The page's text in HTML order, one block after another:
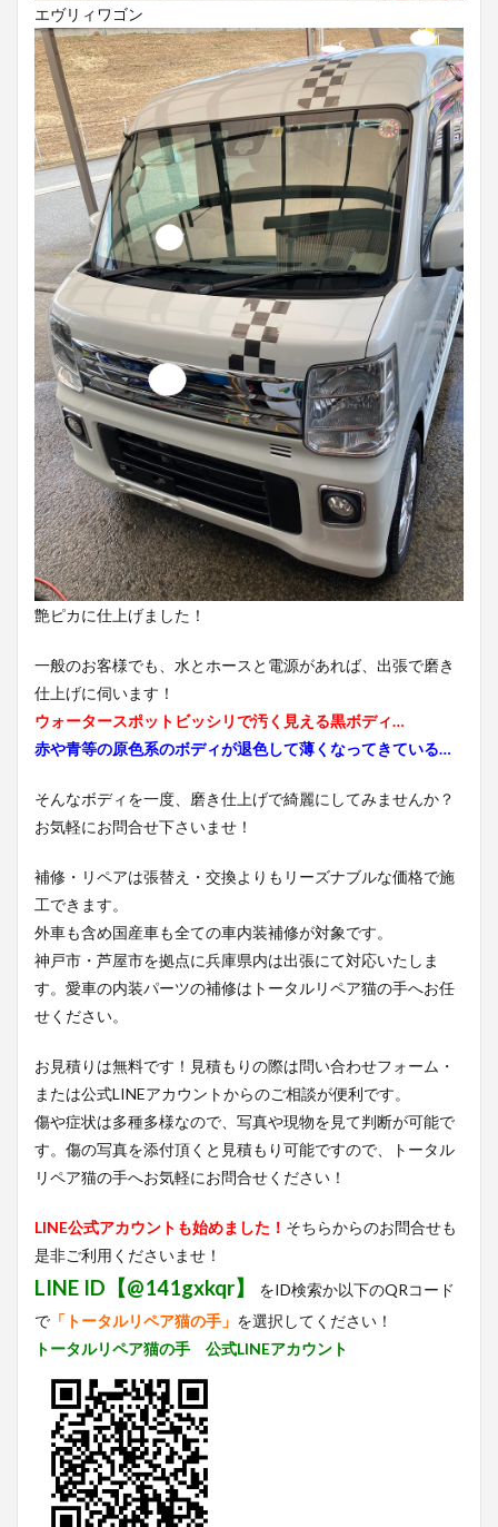
エヴリィワゴン
艶ピカに仕上げました！
一般のお客様でも、水とホースと電源があれば、出張で磨き
仕上げに伺います！
ウォータースポットビッシリで汚く見える黒ボディ…
赤や青等の原色系のボディが退色して薄くなってきている…
そんなボディを一度、磨き仕上げで綺麗にしてみませんか？
お気軽にお問合せ下さいませ！
補修・リペアは張替え・交換よりもリーズナブルな価格で施
工できます。
外車も含め国産車も全ての車内装補修が対象です。
神戸市・芦屋市を拠点に兵庫県内は出張にて対応いたしま
す。愛車の内装パーツの補修はトータルリペア猫の手へお任
せください。
お見積りは無料です！見積もりの際は問い合わせフォーム・
または公式LINEアカウントからのご相談が便利です。
傷や症状は多種多様なので、写真や現物を見て判断が可能で
す。傷の写真を添付頂くと見積もり可能ですので、トータル
リペア猫の手へお気軽にお問合せください！
LINE公式アカウントも始めました！ そちらからのお問合せも
是非ご利用くださいませ！
LINE ID【@141gxkqr】
をID検索か以下のQRコード
で 「トータルリペア猫の手」 を選択してください！
トータルリペア猫の手 公式LINEアカウント